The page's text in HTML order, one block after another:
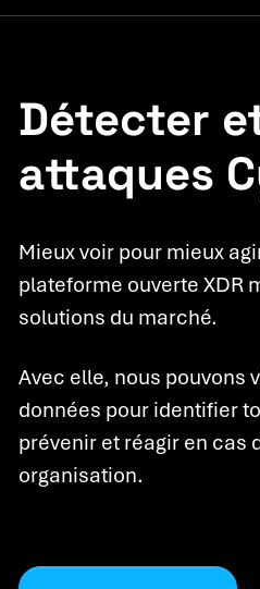
Détecter
attaques
Mieux voir pour mieux
plateforme ouverte XDR
solutions du marché.
Avec elle, nous pouvons
données pour identifier
prévenir et réagir en cas
organisation.